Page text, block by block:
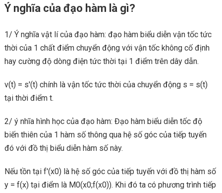
Ý nghĩa của đạo hàm là gì?
1/ Ý nghĩa vật lí của đạo hàm: đạo hàm biểu diễn vận tốc tức
thời của 1 chất điểm chuyển động với vận tốc không cố định
hay cường độ dòng điện tức thời tại 1 điểm trên dây dẫn.
v(t) = s'(t) chính là vận tốc tức thời của chuyển động s = s(t)
tại thời điểm t.
2/ ý nhĩa hình học của đạo hàm: Đạo hàm biểu diễn tốc độ
biến thiên của 1 hàm số thông qua hệ số góc của tiếp tuyến
đó với đồ thị biểu diễn hàm số này.
Nếu tồn tại f'(x0) là hệ số góc của tiếp tuyến với đồ thị hàm số
y = f(x) tại điểm là M0(x0;f(x0)). Khi đó ta có phương trình tiếp